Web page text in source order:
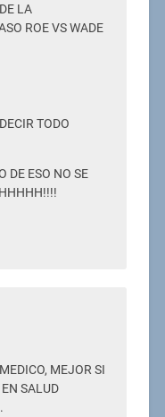
LA
ROE VS WADE
TODO
DE ESO NO SE
MEJOR SI
SALUD